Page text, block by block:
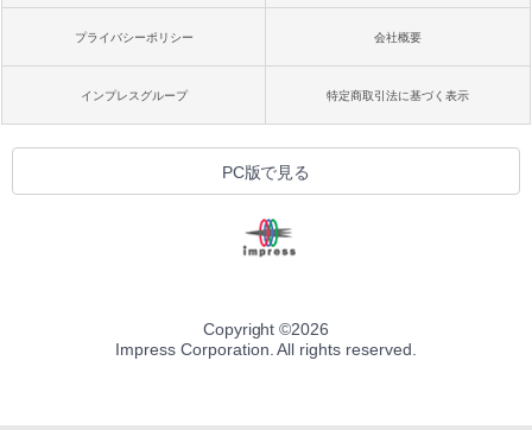
プライバシーポリシー 会社概要
インプレスグループ 特定商取引法に基づく表示
PC版で見る
Copyright ©2026
Impress Corporation. All rights reserved.